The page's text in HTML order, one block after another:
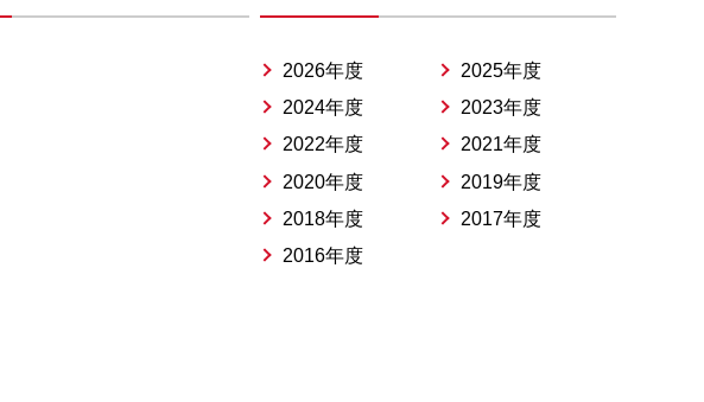
2026年度
2025年度
2024年度
2023年度
2022年度
2021年度
2020年度
2019年度
2018年度
2017年度
2016年度